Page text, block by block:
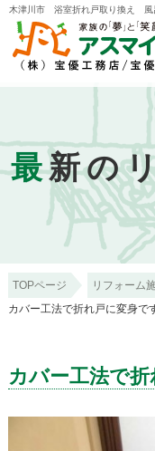
木津川市 浴室折れ戸取り換え 風
市・精華町・井手町のリフォーム
最新の
TOPページ
リフォーム
カバー工法で折れ戸に変身で
カバー工法で折